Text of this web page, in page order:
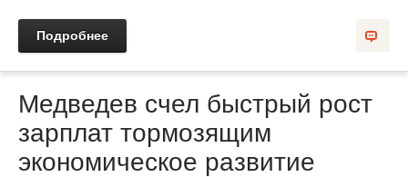
Подробнее
Медведев счел быстрый рост
зарплат тормозящим
экономическое развитие